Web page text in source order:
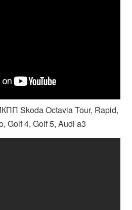
Skoda Octavia Tour, Rapid,
Golf 4, Golf 5, Audi a3